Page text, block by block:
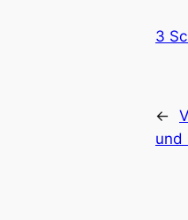
3
←
und